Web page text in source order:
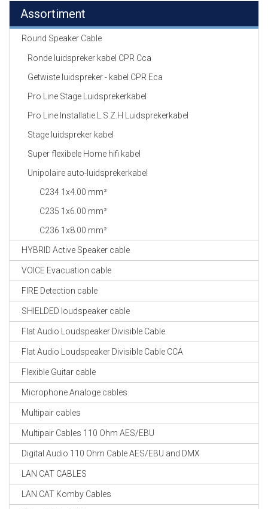
Assortiment
Round Speaker Cable
Ronde luidspreker kabel CPR Cca
Getwiste luidspreker - kabel CPR Eca
Pro Line Stage Luidsprekerkabel
Pro Line Installatie L.S.Z.H Luidsprekerkabel
Stage luidspreker kabel
Super flexibele Home hifi kabel
Unipolaire auto-luidsprekerkabel
C234 1x4.00 mm²
C235 1x6.00 mm²
C236 1x8.00 mm²
HYBRID Active Speaker cable
VOICE Evacuation cable
FIRE Detection cable
SHIELDED loudspeaker cable
Flat Audio Loudspeaker Divisible Cable
Flat Audio Loudspeaker Divisible Cable CCA
Flexible Guitar cable
Microphone Analoge cables
Multipair cables
Multipair Cables 110 Ohm AES/EBU
Digital Audio 110 Ohm Cable AES/EBU and DMX
LAN CAT CABLES
LAN CAT Komby Cables